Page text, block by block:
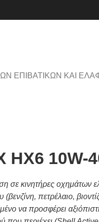
ΕΠΙΒΑΤΙΚΩΝ ΚΑΙ
HX6 10W-
σε κινητήρες οχημάτων
πετρέλαιο,
να προσφέρει